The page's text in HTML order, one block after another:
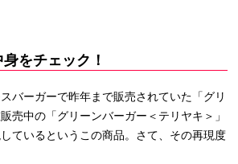
をチェック！
バーガーで昨年まで販売されていた「グリ
売中の「グリーンバーガー＜テリヤキ＞」
ているというこの商品。さて、その再現度